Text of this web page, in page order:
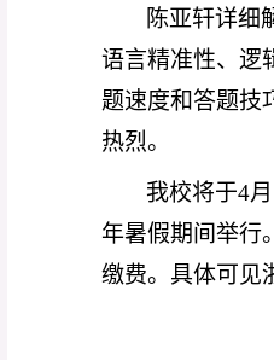
陈亚轩详细
语言精准性、逻
题速度和答题技
热烈。
我校将于4
年暑假期间举行
缴费。具体可见